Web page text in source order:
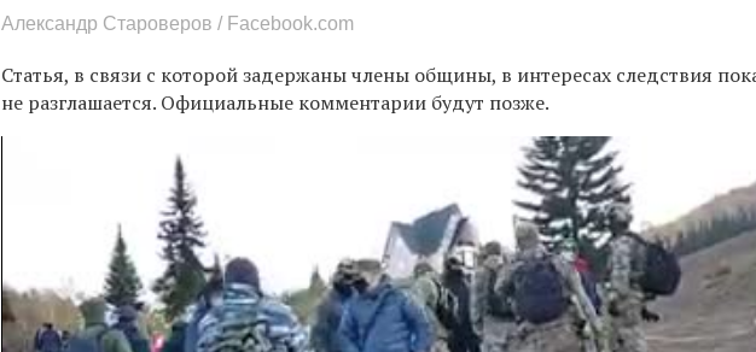
Александр Староверов / Facebook.com
Статья, в связи с которой задержаны члены общины, в интересах следствия
не разглашается. Официальные комментарии будут позже.